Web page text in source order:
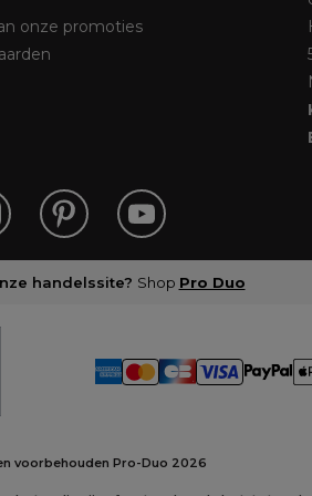
onze promoties
handelssite? Shop Pro Duo
voorbehouden Pro-Duo 2026